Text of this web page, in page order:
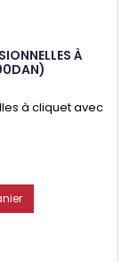
À
à cliquet avec
simple et rapide
polyester